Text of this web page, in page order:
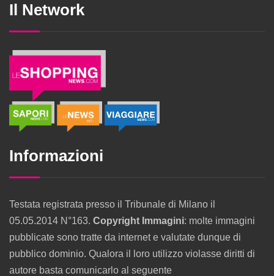
Il Network
Informazioni
Testata registrata presso il Tribunale di Milano il
05.05.2014 N°163. Copyright Immagini: molte immagini
pubblicate sono tratte da internet e valutate dunque di
pubblico dominio. Qualora il loro utilizzo violasse diritti di
autore basta comunicarlo al seguente